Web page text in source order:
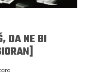
DA NE BI